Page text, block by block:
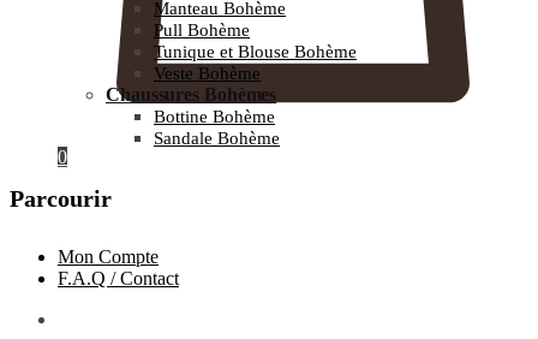
0
Manteau Bohème
Pull Bohème
Tunique et Blouse Bohème
Veste Bohème
Chaussures Bohèmes
Bottine Bohème
Sandale Bohème
Parcourir
Mon Compte
F.A.Q / Contact